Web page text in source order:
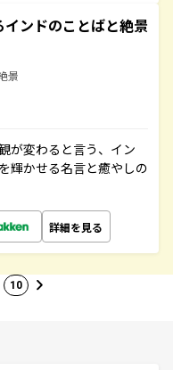
ンドのことばと絶景
景
が変わると言う、イン
輝かせる名言と癒やしの
詳細を見る
10